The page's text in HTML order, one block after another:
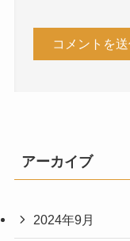
アーカイブ
2024年9月